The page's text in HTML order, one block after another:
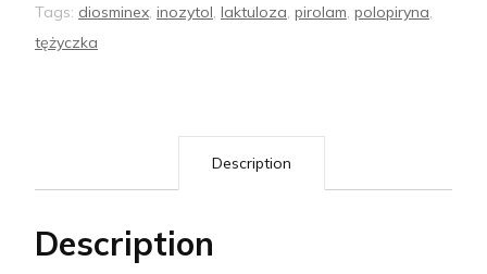
Tags: diosminex, inozytol, laktuloza, pirolam, polopiryna,
tężyczka
Description
Description